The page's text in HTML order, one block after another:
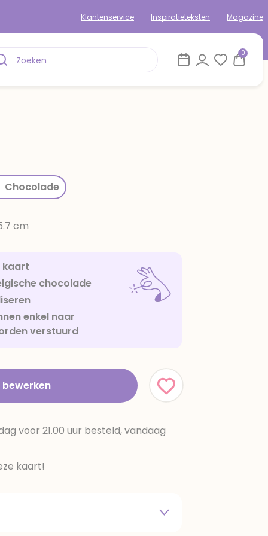
Klantenservice Inspiratieteksten Magazine
0
Chocolade
cm
kaart
chocolade
enkel naar
verstuurd
voor 21.00 uur besteld, vandaag
kaart!